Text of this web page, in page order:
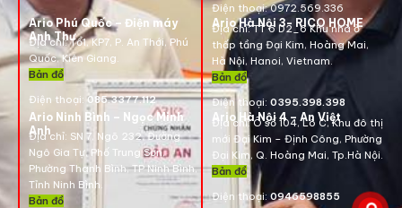
Điện thoại:0972.569.336
Ario Phú Quốc – Điện máy
Anh Thư
Địa chỉ:Tổ1, KP7, P. An Thới, Phú
Quốc, Kiên Giang.
Bản đồ
Điện thoại: 085.3377.112
Ario Hà Nội 3- RICO HOME
Địa chỉ: TT 6 D2_6 Khu nhà ở
thấp tầng Đại Kim, Hoàng Mai,
Hà Nội, Hanoi, Vietnam
Bản đồ
Điện thoại: 0395.398.398
Ario Ninh Bình – Ngọc Minh
Anh
Địa chỉ: SN 7, Ngõ 232, Đường
Ngô Gia Tự, Phố Trung Sơn,
Phường Thanh Bình, TP Ninh Bình,
Tỉnh Ninh Bình.
Bản đồ
Ario Hà Nội 4 – An Việt
Địa chỉ:Ô số 104, Lô C, Khu đô thị
mới Đại Kim – Định Công, Phường
Đại Kim, Q. Hoàng Mai, Tp.Hà Nội.
Bản đồ
Điện thoại: 0946598855